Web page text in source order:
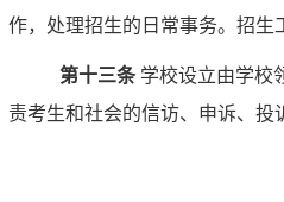
作，处理招生的日常事务。招生
第十三条 学校设立由学校
责考生和社会的信访、申诉、投